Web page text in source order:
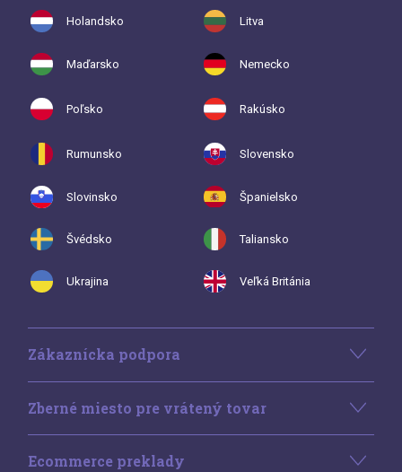
Holandsko Litva
Maďarsko Nemecko
Poľsko Rakúsko
Rumunsko Slovensko
Slovinsko Španielsko
Švédsko Taliansko
Ukrajina Veľká Británia
Zákaznícka podpora
Zberné miesto pre vrátený tovar
Ecommerce preklady